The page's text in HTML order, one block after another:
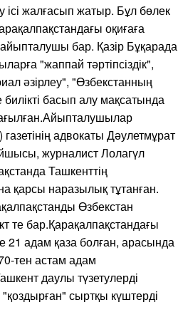
жалғасып жатыр. Бұл бөлек
оқиғаға
бар. Қазір Бұқарада
"жаппай тәртіпсіздік",
әзірлеу", "Өзбекстанның
басып алу мақсатында
адвокаты Дәулетмұрат
журналист Лолагүл
Ташкенттің
қарсы наразылық тұтанған.
Өзбекстан
те бар.Қарақалпақстандағы
21 адам қаза болған, арасында
тен астам адам
даулы түзетулерді
"қоздырған" сыртқы күштерді